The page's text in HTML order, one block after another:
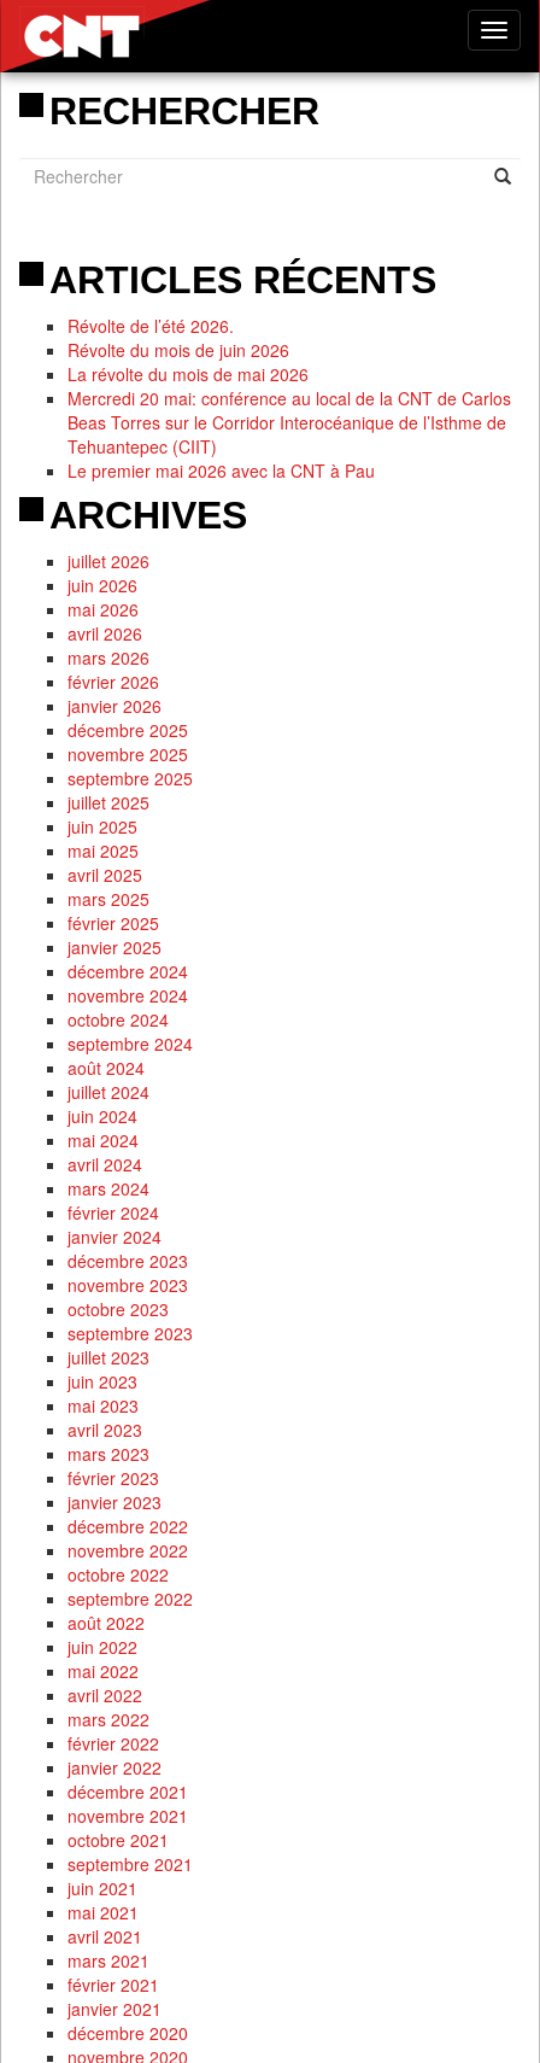
RECHERCHER
ARTICLES RÉCENTS
Révolte de l’été 2026.
Révolte du mois de juin 2026
La révolte du mois de mai 2026
Mercredi 20 mai: conférence au local de la CNT de Carlos
Beas Torres sur le Corridor Interocéanique de l’Isthme de
Tehuantepec (CIIT)
Le premier mai 2026 avec la CNT à Pau
ARCHIVES
juillet 2026
juin 2026
mai 2026
avril 2026
mars 2026
février 2026
janvier 2026
décembre 2025
novembre 2025
septembre 2025
juillet 2025
juin 2025
mai 2025
avril 2025
mars 2025
février 2025
janvier 2025
décembre 2024
novembre 2024
octobre 2024
septembre 2024
août 2024
juillet 2024
juin 2024
mai 2024
avril 2024
mars 2024
février 2024
janvier 2024
décembre 2023
novembre 2023
octobre 2023
septembre 2023
juillet 2023
juin 2023
mai 2023
avril 2023
mars 2023
février 2023
janvier 2023
décembre 2022
novembre 2022
octobre 2022
septembre 2022
août 2022
juin 2022
mai 2022
avril 2022
mars 2022
février 2022
janvier 2022
décembre 2021
novembre 2021
octobre 2021
septembre 2021
juin 2021
mai 2021
avril 2021
mars 2021
février 2021
janvier 2021
décembre 2020
novembre 2020